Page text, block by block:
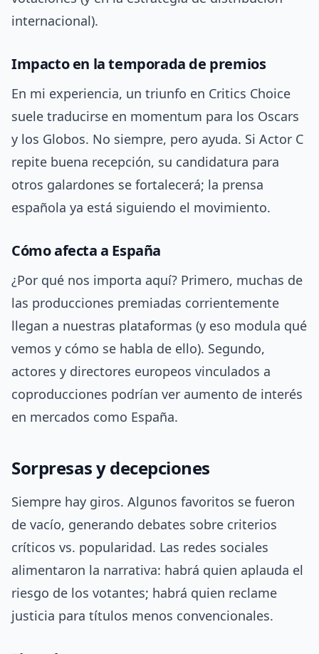
internacional).
Impacto en la temporada de premios
En mi experiencia, un triunfo en Critics Choice
suele traducirse en momentum para los Oscars
y los Globos. No siempre, pero ayuda. Si Actor C
repite buena recepción, su candidatura para
otros galardones se fortalecerá; la prensa
española ya está siguiendo el movimiento.
Cómo afecta a España
¿Por qué nos importa aquí? Primero, muchas de
las producciones premiadas corrientemente
llegan a nuestras plataformas (y eso modula qué
vemos y cómo se habla de ello). Segundo,
actores y directores europeos vinculados a
coproducciones podrían ver aumento de interés
en mercados como España.
Sorpresas y decepciones
Siempre hay giros. Algunos favoritos se fueron
de vacío, generando debates sobre criterios
críticos vs. popularidad. Las redes sociales
alimentaron la narrativa: habrá quien aplauda el
riesgo de los votantes; habrá quien reclame
justicia para títulos menos convencionales.